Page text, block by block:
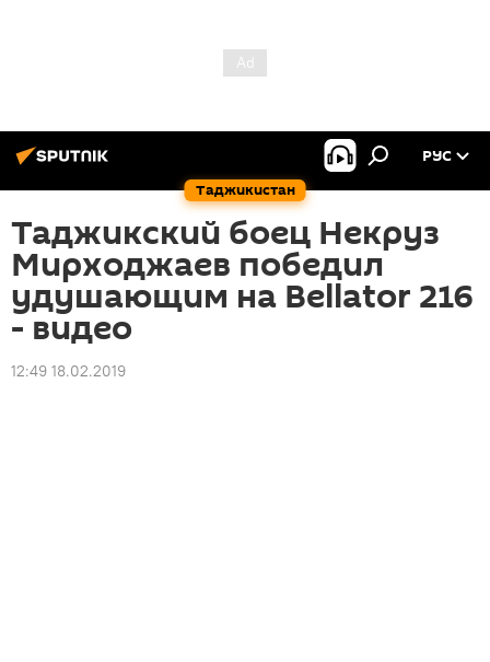
Таджикистан
РУС
Таджикский боец Некруз
Мирходжаев победил
удушающим на Bellator 216
- видео
12:49 18.02.2019